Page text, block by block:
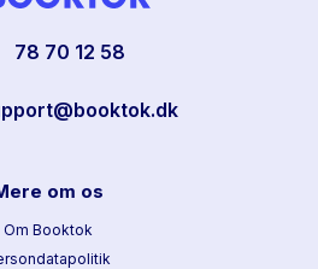
78 70 12 58
om os
Om Booktok